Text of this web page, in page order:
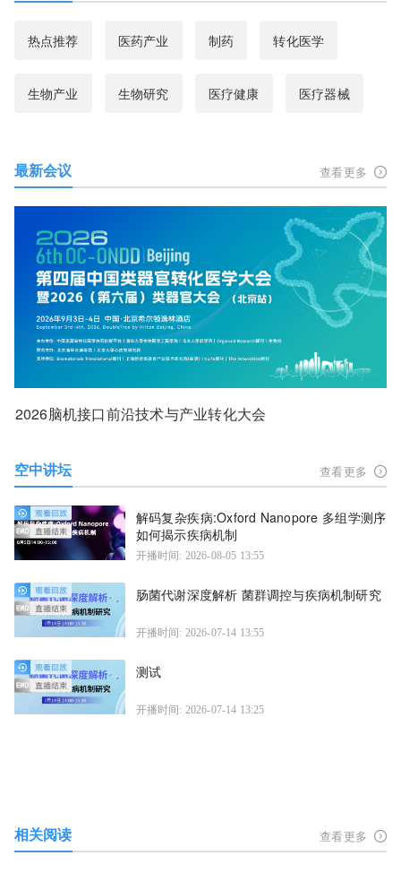
热点推荐 医药产业 制药 转化医学
生物产业 生物研究 医疗健康 医疗器械
最新会议 查看更多
2026脑机接口前沿技术与产业转化大会
空中讲坛 查看更多
解码复杂疾病:Oxford Nanopore 多组学测序
如何揭示疾病机制
开播时间: 2026-08-05 13:55
肠菌代谢深度解析 菌群调控与疾病机制研究
开播时间: 2026-07-14 13:55
测试
开播时间: 2026-07-14 13:25
相关阅读 查看更多